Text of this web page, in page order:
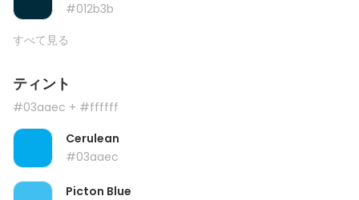
#012b3b
すべて見る
ティント
#03aaec + #ffffff
Cerulean
#03aaec
Picton Blue